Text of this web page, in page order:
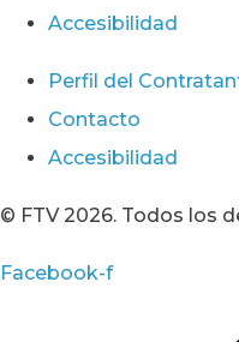
Accesibilidad
Perfil del
Contacto
Accesibilidad
© FTV 2026. Todos los
Facebook-f